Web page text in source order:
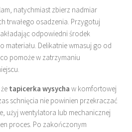
natychmiast zbierz nadmiar
trwałego osadzenia. Przygotuj
odpowiedni środek
materiału. Delikatnie wmasuj go od
pomoże w zatrzymaniu
tapicerka wysycha w komfortowej
schnięcia nie powinien przekraczać
użyj wentylatora lub mechanicznej
proces. Po zakończonym